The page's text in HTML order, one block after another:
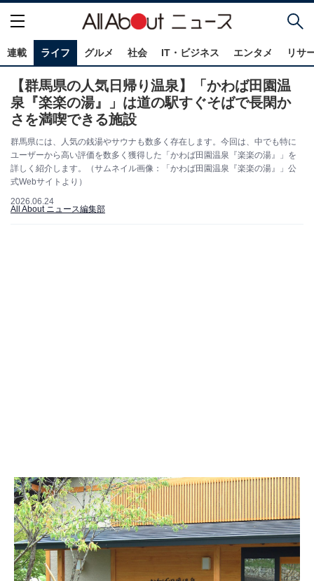
連載 ライフ グルメ 社会 IT・ビジネス エンタメ リサ
【群馬県の人気日帰り温泉】「かわば田園温
泉『楽楽の湯』」は道の駅すぐそばで長閑か
さを満喫できる施設
群馬県には、人気の銭湯やサウナも数多く存在します。今回は、中でも特に
ユーザーから高い評価を数多く獲得した「かわば田園温泉『楽楽の湯』」を
詳しく紹介します。（サムネイル画像：「かわば田園温泉『楽楽の湯』」公
式Webサイトより）
2026.06.24
All About ニュース編集部